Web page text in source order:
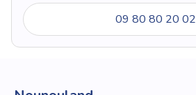
09 80 80 20 02